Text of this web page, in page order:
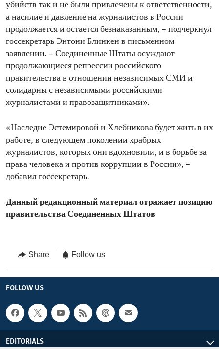
убийств так и не были привлечены к ответственности,
а насилие и давление на журналистов в России
продолжается и остается безнаказанным, – подчеркнул
госсекретарь Энтони Блинкен в письменном
заявлении. – Соединенные Штаты осуждают
продолжающиеся репрессии российского
правительства в отношении независимых СМИ и
солидарны с независимыми российскими
журналистами и правозащитниками».
«Наследие Эстемировой и Хлебникова будет жить в их
работе, в следующем поколении храбрых
журналистов, которых они вдохновили, и в борьбе за
права человека и против коррупции в России», –
добавил госсекретарь.
Данный редакционный материал отражает позицию
правительства Соединенных Штатов
Share Follow us
FOLLOW US
EDITORIALS